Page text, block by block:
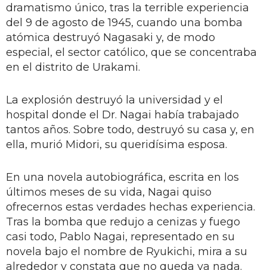
dramatismo único, tras la terrible experiencia
del 9 de agosto de 1945, cuando una bomba
atómica destruyó Nagasaki y, de modo
especial, el sector católico, que se concentraba
en el distrito de Urakami.
La explosión destruyó la universidad y el
hospital donde el Dr. Nagai había trabajado
tantos años. Sobre todo, destruyó su casa y, en
ella, murió Midori, su queridísima esposa.
En una novela autobiográfica, escrita en los
últimos meses de su vida, Nagai quiso
ofrecernos estas verdades hechas experiencia.
Tras la bomba que redujo a cenizas y fuego
casi todo, Pablo Nagai, representado en su
novela bajo el nombre de Ryukichi, mira a su
alrededor y constata que no queda ya nada.